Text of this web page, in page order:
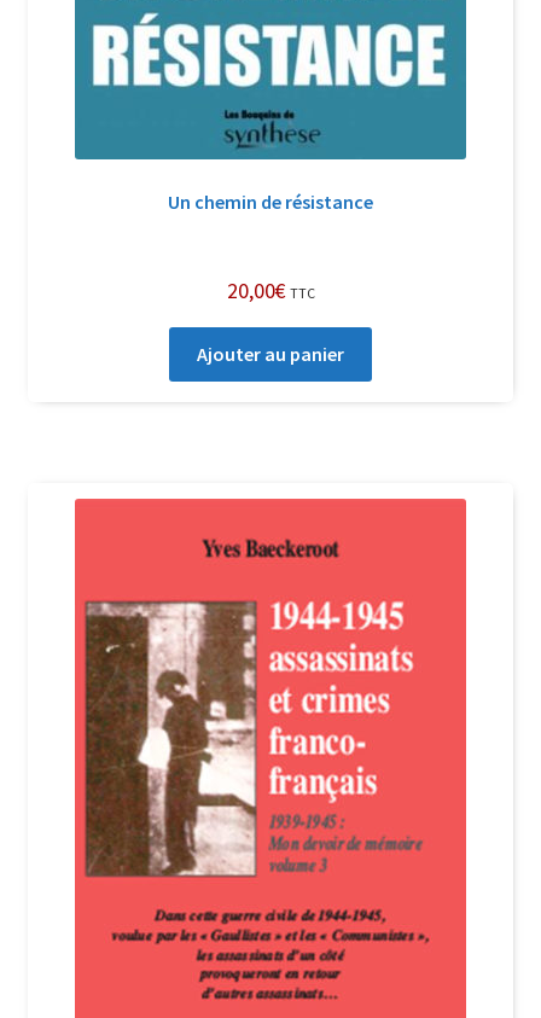
Un chemin de résistance
20,00€ TTC
Ajouter au panier